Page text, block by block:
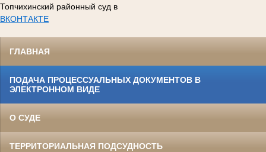
Топчихинский районный суд в
ВКОНТАКТЕ
ГЛАВНАЯ
ПОДАЧА ПРОЦЕССУАЛЬНЫХ ДОКУМЕНТОВ В
ЭЛЕКТРОННОМ ВИДЕ
О СУДЕ
ТЕРРИТОРИАЛЬНАЯ ПОДСУДНОСТЬ